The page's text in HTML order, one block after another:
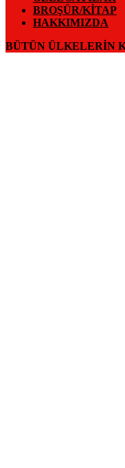
BROŞÜR/KITAP
HAKKIMIZDA
BÜTÜN ÜLKELERIN